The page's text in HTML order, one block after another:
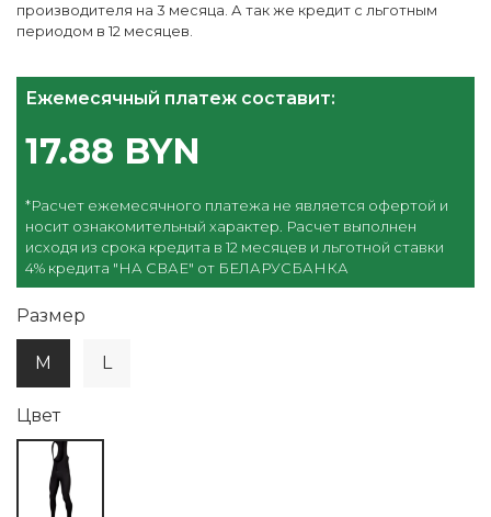
производителя на 3 месяца. А так же кредит с льготным
периодом в 12 месяцев.
Ежемесячный платеж составит:
17.88 BYN
*Расчет ежемесячного платежа не является офертой и
носит ознакомительный характер. Расчет выполнен
исходя из срока кредита в 12 месяцев и льготной ставки
4% кредита "НА СВАЕ" от БЕЛАРУСБАНКА
Размер
M L
Цвет